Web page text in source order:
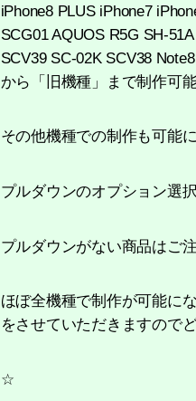
iPhone8 PLUS iPhone7
SCG01 AQUOS R5G SH-
SCV39 SC-02K SCV38
から「旧機種」まで制作可
その他機種での制作も可能に
プルダウンのオプション選
プルダウンがない商品はご
ほぼ全機種で制作が可能に
をさせていただきますので
☆